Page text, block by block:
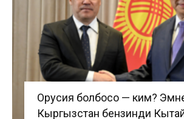
Орусия болбосо — ким?
Кыргызстан бензинди